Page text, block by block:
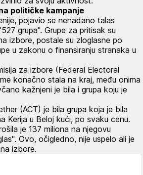
političke kampanje
pojavio se nenadano talas
grupa". Grupe za pritisak su
izbore, postale su zloglasne po
u zakonu o finansiranju stranaka u
za izbore (Federal Electoral
konačno stala na kraj, među onima
kažnjeni je bila i grupa koju je
(ACT) je bila grupa koja je bila
Kerija u Beloj kući, po svaku cenu.
je 137 miliona na njegovu
Ovo, očigledno, nije uspelo ali je
izbore.